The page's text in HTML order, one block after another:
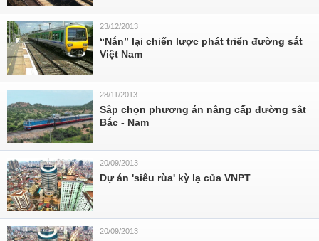
23/12/2013
“Nắn” lại chiến lược phát triển đường sắt
Việt Nam
28/11/2013
Sắp chọn phương án nâng cấp đường sắt
Bắc - Nam
20/09/2013
Dự án 'siêu rùa' kỳ lạ của VNPT
20/09/2013